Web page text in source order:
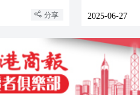
分享 2025-06-27